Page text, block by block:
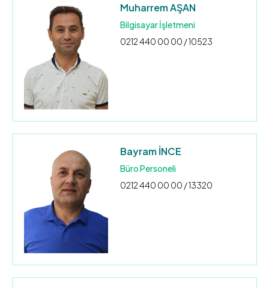
Muharrem AŞAN
Bilgisayar İşletmeni
0212 440 00 00 / 10523
Bayram İNCE
Büro Personeli
0212 440 00 00 / 13320